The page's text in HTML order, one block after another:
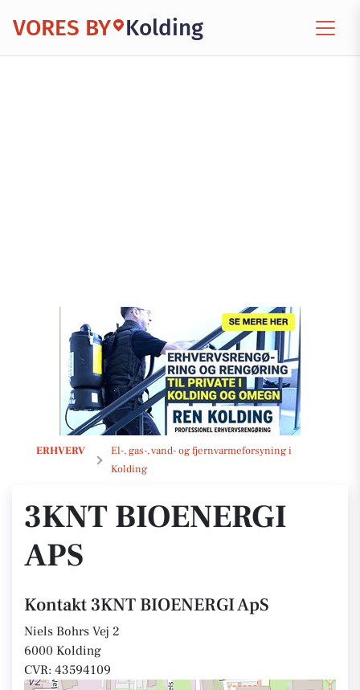
VORES BY Kolding
ERHVERV
El-, gas-, vand- og fjernvarmeforsyning i
Kolding
3KNT BIOENERGI ApS
3KNT BIOENERGI
APS
Kontakt 3KNT BIOENERGI ApS
Niels Bohrs Vej 2
6000 Kolding
CVR: 43594109